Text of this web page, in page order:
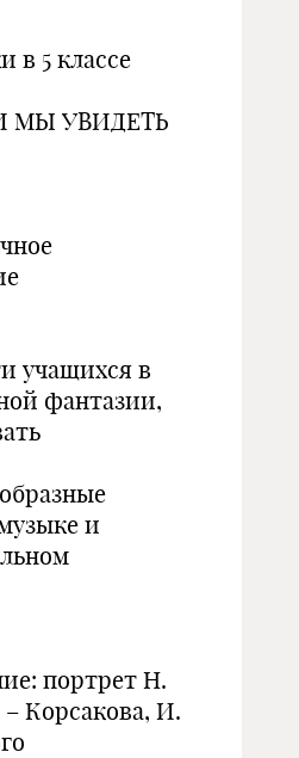
в 5 классе
УВИДЕТЬ
учащихся в
фантазии,
и
портрет Н.
Корсакова, И.